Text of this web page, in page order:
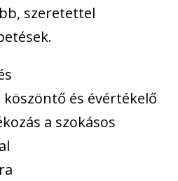
szeretettel
köszöntő és évértékelő
a szokásos